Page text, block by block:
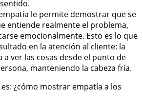
le permite demostrar que se
entiende realmente el problema,
emocionalmente. Esto es lo que
en la atención al cliente: la
a ver las cosas desde el punto de
manteniendo la cabeza fría.
¿cómo mostrar empatía a los